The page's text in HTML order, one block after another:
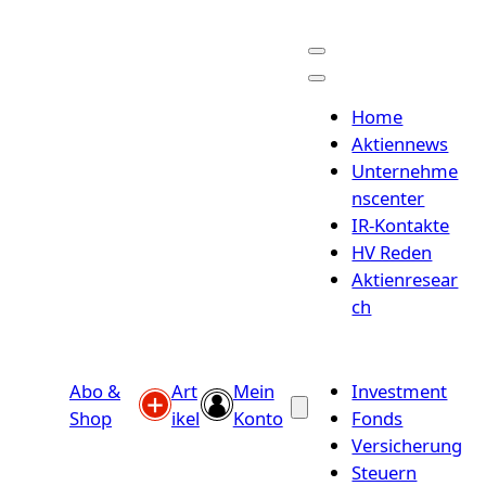
Abo &
Shop
Art
ikel
Mein
Konto
Home
Aktiennews
Unternehme
nscenter
IR-Kontakte
HV Reden
Aktienresear
ch
Investment
Fonds
Versicherung
Steuern